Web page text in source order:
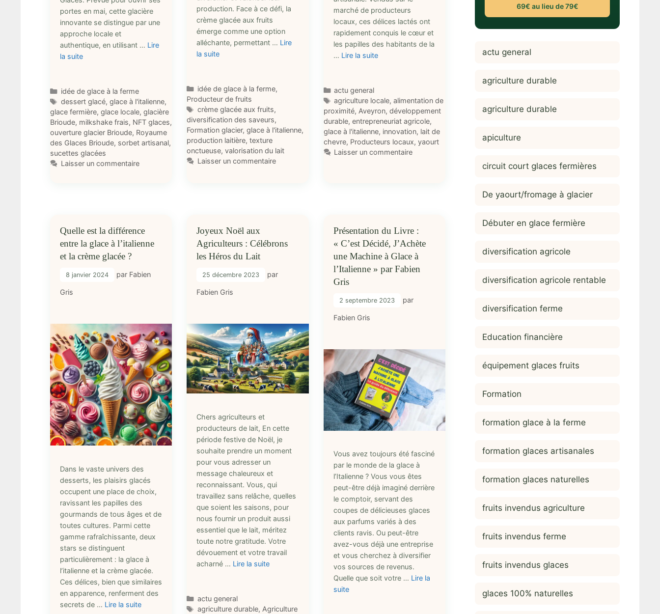
portes en mai, cette glacière
innovante se distingue par une
approche locale et
authentique, en utilisant … Lire
la suite
Catégories
idée de glace à la ferme
Étiquettes
dessert glacé, glace à l'italienne,
glace fermière, glace locale, glacière
Brioude, milkshake frais, NFT glaces,
ouverture glacier Brioude, Royaume
des Glaces Brioude, sorbet artisanal,
sucettes glacées
Laisser un commentaire
production. Face à ce défi, la
crème glacée aux fruits
émerge comme une option
alléchante, permettant … Lire
la suite
Catégories
idée de glace à la ferme,
Producteur de fruits
Étiquettes
crème glacée aux fruits,
diversification des saveurs,
Formation glacier,glace à l'italienne,
production laitière,texture
onctueuse,valorisation du lait
Laisser un commentaire
marché de producteurs
locaux, ces délices lactés ont
rapidement conquis le cœur et
les papilles des habitants de la
… Lire la suite
Catégories
actu general
Étiquettes
agriculture locale,alimentation de
proximité, Aveyron, développement
durable, entrepreneuriat agricole,
glace à l'italienne, innovation, lait de
chevre, Producteurs locaux, yaourt
Laisser un commentaire
Quelle est la différence
entre la glace à l’italienne
et la crème glacée ?
8 janvier 2024 par Fabien
Gris
Dans le vaste univers des
desserts, les plaisirs glacés
occupent une place de choix,
ravissant les papilles des
gourmands de tous âges et de
toutes cultures. Parmi cette
gamme rafraîchissante, deux
stars se distinguent
particulièrement : la glace à
l’italienne et la crème glacée.
Ces délices, bien que similaires
en apparence, renferment des
secrets de … Lire la suite
Joyeux Noël aux
Agriculteurs : Célébrons
les Héros du Lait
25 décembre 2023 par
Fabien Gris
Chers agriculteurs et
producteurs de lait, En cette
période festive de Noël, je
souhaite prendre un moment
pour vous adresser un
message chaleureux et
reconnaissant. Vous, qui
travaillez sans relâche, quelles
que soient les saisons, pour
nous fournir un produit aussi
essentiel que le lait, méritez
toute notre gratitude. Votre
dévouement et votre travail
acharné … Lire la suite
Catégories
actu general
Étiquettes
agriculture durable, Agriculture
Présentation du Livre :
« C’est Décidé, J’Achète
une Machine à Glace à
l’Italienne » par Fabien
Gris
2 septembre 2023 par
Fabien Gris
Vous avez toujours été fasciné
par le monde de la glace à
l’Italienne ? Vous vous êtes
peut-être déjà imaginé derrière
le comptoir, servant des
coupes de délicieuses glaces
aux parfums variés à des
clients ravis. Ou peut-être
avez-vous déjà une entreprise
et vous cherchez à diversifier
vos sources de revenus.
Quelle que soit votre … Lire la
suite
69€ au lieu de 79€
actu general
agriculture durable
agriculture durable
apiculture
circuit court glaces fermières
De yaourt/fromage à glacier
Débuter en glace fermière
diversification agricole
diversification agricole rentable
diversification ferme
Education financière
équipement glaces fruits
Formation
formation glace à la ferme
formation glaces artisanales
formation glaces naturelles
fruits invendus agriculture
fruits invendus ferme
fruits invendus glaces
glaces 100% naturelles